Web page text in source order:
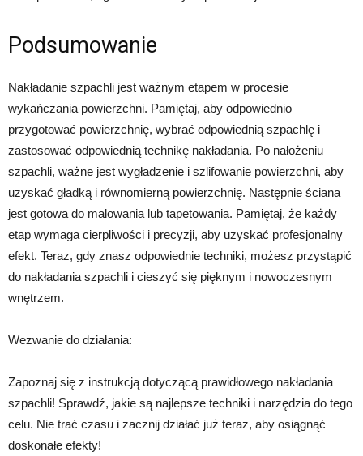
Podsumowanie
Nakładanie szpachli jest ważnym etapem w procesie
wykańczania powierzchni. Pamiętaj, aby odpowiednio
przygotować powierzchnię, wybrać odpowiednią szpachlę i
zastosować odpowiednią technikę nakładania. Po nałożeniu
szpachli, ważne jest wygładzenie i szlifowanie powierzchni, aby
uzyskać gładką i równomierną powierzchnię. Następnie ściana
jest gotowa do malowania lub tapetowania. Pamiętaj, że każdy
etap wymaga cierpliwości i precyzji, aby uzyskać profesjonalny
efekt. Teraz, gdy znasz odpowiednie techniki, możesz przystąpić
do nakładania szpachli i cieszyć się pięknym i nowoczesnym
wnętrzem.
Wezwanie do działania:
Zapoznaj się z instrukcją dotyczącą prawidłowego nakładania
szpachli! Sprawdź, jakie są najlepsze techniki i narzędzia do tego
celu. Nie trać czasu i zacznij działać już teraz, aby osiągnąć
doskonałe efekty!